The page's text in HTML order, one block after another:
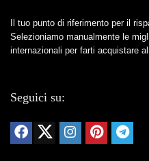
Il tuo punto di riferimento per il
Selezioniamo manualmente le
internazionali per farti acquistare
Seguici su: